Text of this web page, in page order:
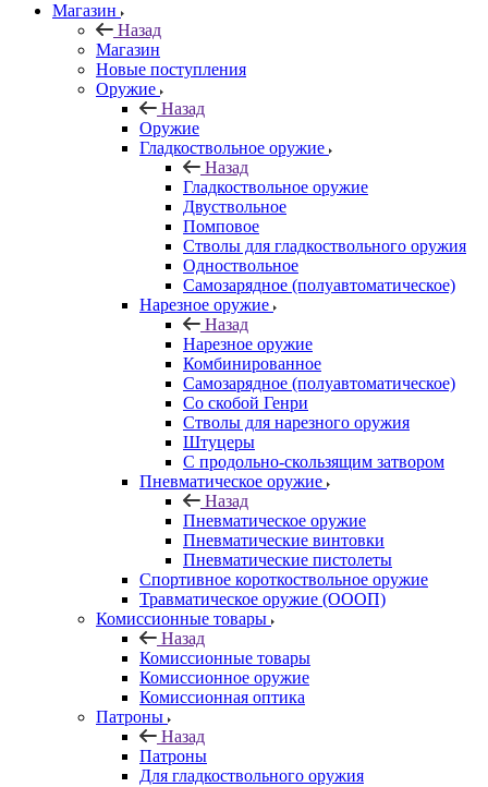
Магазин
Назад
Магазин
Новые поступления
Оружие
Назад
Оружие
Гладкоствольное оружие
Назад
Гладкоствольное оружие
Двуствольное
Помповое
Стволы для гладкоствольного оружия
Одноствольное
Самозарядное (полуавтоматическое)
Нарезное оружие
Назад
Нарезное оружие
Комбинированное
Самозарядное (полуавтоматическое)
Со скобой Генри
Стволы для нарезного оружия
Штуцеры
С продольно-скользящим затвором
Пневматическое оружие
Назад
Пневматическое оружие
Пневматические винтовки
Пневматические пистолеты
Спортивное короткоствольное оружие
Травматическое оружие (ОООП)
Комиссионные товары
Назад
Комиссионные товары
Комиссионное оружие
Комиссионная оптика
Патроны
Назад
Патроны
Для гладкоствольного оружия